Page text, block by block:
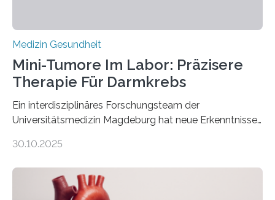
Medizin Gesundheit
Mini-Tumore Im Labor: Präzisere
Therapie Für Darmkrebs
Ein interdisziplinäres Forschungsteam der
Universitätsmedizin Magdeburg hat neue Erkenntnisse
behandelt werden kann. In ihrer aktuellen Studie,
Oncology, zeigen die Forschenden, dass Mini-Tumore
aus Gewebe von Patientinnen und Patienten –
30.10.2025